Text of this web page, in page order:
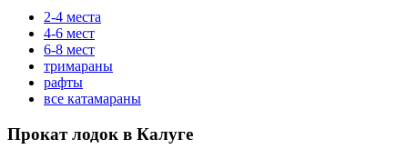
2-4 места
4-6 мест
6-8 мест
тримараны
рафты
все катамараны
Прокат лодок в Калуге